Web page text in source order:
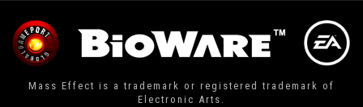
Mass Effect is a trademark or registered trademark of
Electronic Arts.